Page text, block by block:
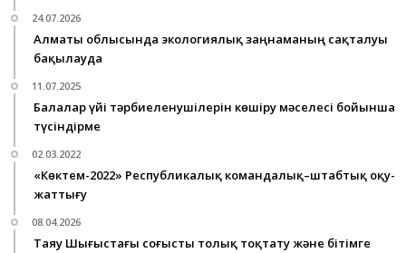
24.07.2026
Алматы облысында экологиялық заңнаманың сақталуы
бақылауда
11.07.2025
Балалар үйі тәрбиеленушілерін көшіру мәселесі бойынша
түсіндірме
02.03.2022
«Көктем-2022» Республикалық командалық–штабтық оқу-
жаттығу
08.04.2026
Таяу Шығыстағы соғысты толық тоқтату және бітімге